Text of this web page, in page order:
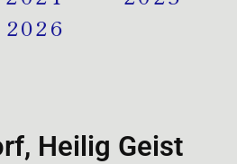
2026
Heilig Geist